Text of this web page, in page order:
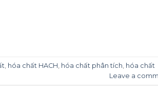
hóa chất HACH hóa chất phân tích hóa chất
Leave a